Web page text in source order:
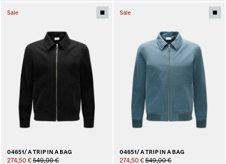
Sale
04651/ A TRIP IN A BAG
274,50 € 549,00 €
Sale
04651/ A TRIP IN A BAG
274,50 € 549,00 €